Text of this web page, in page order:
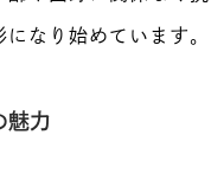
なり始めています。
魅力